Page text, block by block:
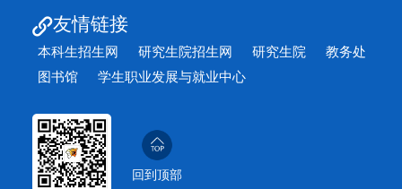
友情链接
本科生招生网 研究生院招生网 研究生院
教务处
图书馆
学生职业发展与就业中心
回到顶部